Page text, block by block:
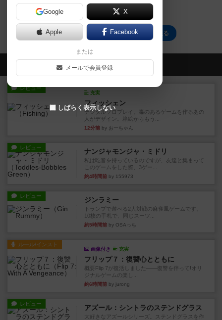
ログイン/無料会員登録
ソラリウス・ミッションのトップに戻る
会員の新しい投稿
レビュー
充実
フィッシェン
デジタルソロプレイ。毒のあるゲームを作るあの
人がデザイン。箱絵からもう...
12分前 by おーちゃん
レビュー ナンジャモンジャ・ミドリ
私は吃音を持っているのですが、友達と集まって
このゲームをした際、3ゲー...
約4時間前 by 155973
レビュー ジンラミー
トランプで遊べる2人対戦の麻雀風ゲームです。
10枚の手札で、同じスーツ...
約5時間前 by OSAっち
ルール/インスト
画像付き 充実
フリップ７：復讐心とともに
概要Flip 7が復活しました――復讐を伴って!オリ
ジナルゲームの楽し...
約6時間前 by jurong
レビュー アズール：シントラのステンドグラス
大好きなアズールシリーズ。ステンドグラスを作
Google X
Apple Facebook
または
メールで会員登録
しばらく表示しない